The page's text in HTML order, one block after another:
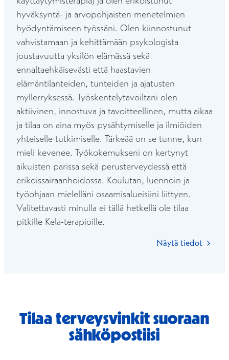
hyväksyntä- ja arvopohjaisten menetelmien
hyödyntämiseen työssäni. Olen kiinnostunut
vahvistamaan ja kehittämään psykologista
joustavuutta yksilön elämässä sekä
ennaltaehkäisevästi että haastavien
elämäntilanteiden, tunteiden ja ajatusten
myllerryksessä. Työskentelytavoiltani olen
aktiivinen, innostuva ja tavoitteellinen, mutta aikaa
ja tilaa on aina myös pysähtymiselle ja ilmiöiden
yhteiselle tutkimiselle. Tärkeää on se tunne, kun
mieli kevenee. Työkokemukseni on kertynyt
aikuisten parissa sekä perusterveydessä että
erikoissairaanhoidossa. Koulutan, luennoin ja
työohjaan mielelläni osaamisalueisiini liittyen.
Valitettavasti minulla ei tällä hetkellä ole tilaa
pitkille Kela-terapioille.
Näytä tiedot
Tilaa terveysvinkit suoraan
sähköpostiisi